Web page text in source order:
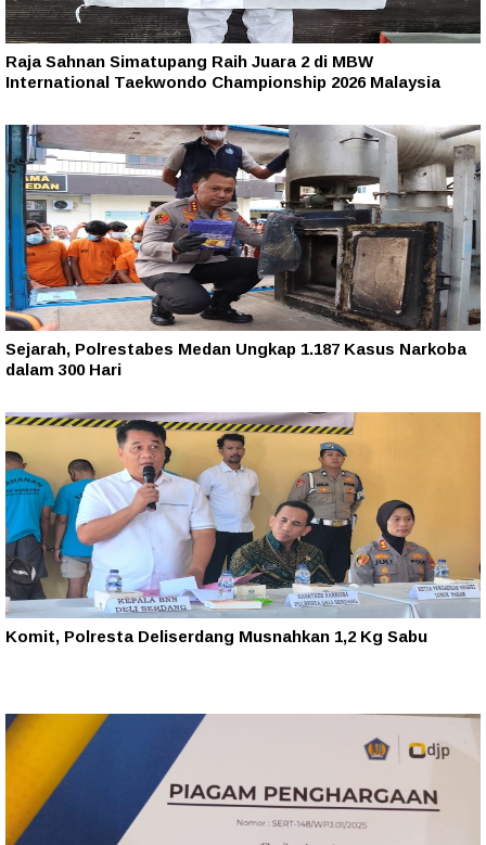
Raja Sahnan Simatupang Raih Juara 2 di MBW
International Taekwondo Championship 2026 Malaysia
Sejarah, Polrestabes Medan Ungkap 1.187 Kasus Narkoba
dalam 300 Hari
Komit, Polresta Deliserdang Musnahkan 1,2 Kg Sabu